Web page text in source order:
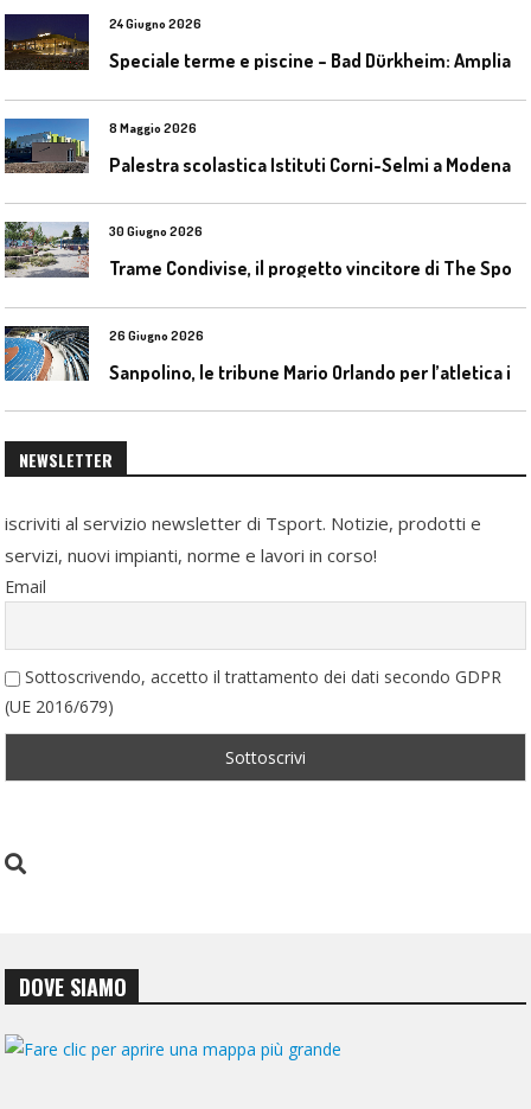
24 Giugno 2026
8 Maggio 2026
Palestra scolastica Istituti Corni-Selmi a Modena
30 Giugno 2026
26 Giugno 2026
NEWSLETTER
iscriviti al servizio newsletter di Tsport. Notizie, prodotti e
servizi, nuovi impianti, norme e lavori in corso!
Email
Sottoscrivendo, accetto il trattamento dei dati secondo GDPR
(UE 2016/679)
DOVE SIAMO